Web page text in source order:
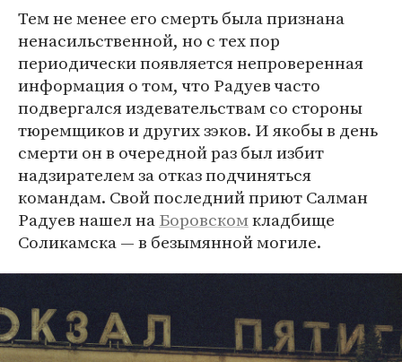
Тем не менее его смерть была признана
ненасильственной, но с тех пор
периодически появляется непроверенная
информация о том, что Радуев часто
подвергался издевательствам со стороны
тюремщиков и других зэков. И якобы в день
смерти он в очередной раз был избит
надзирателем за отказ подчиняться
командам. Свой последний приют Салман
Радуев нашел наБоровскомкладбище
Соликамска — в безымянной могиле.